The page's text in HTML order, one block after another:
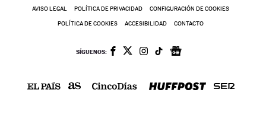
AVISO LEGAL POLÍTICA DE PRIVACIDAD CONFIGURACIÓN DE COOKIES
POLÍTICA DE COOKIES ACCESIBILIDAD CONTACTO
SÍGUENOS: